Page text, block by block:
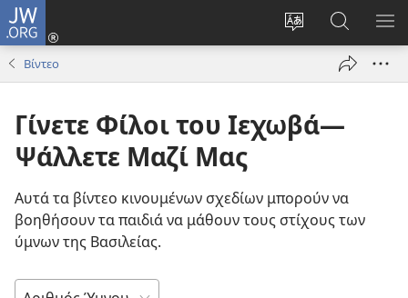
JW.ORG
Αλλαγή
γλώσσας
ιστότοπου
Σύνδεση
(ανοίγει
παράθυρο)
στο
JW.ORG
Βίντεο
Γίνετε Φίλοι του Ιεχωβά—
Ψάλλετε Μαζί Μας
Αυτά τα βίντεο κινουμένων σχεδίων μπορούν να
βοηθήσουν τα παιδιά να μάθουν τους στίχους των
ύμνων της Βασιλείας.